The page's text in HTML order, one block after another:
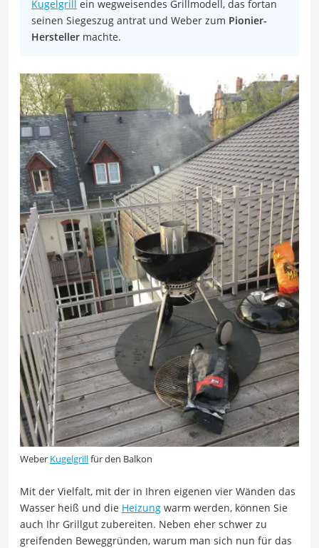
Kugelgrill ein wegweisendes Grillmodell, das fortan
seinen Siegeszug antrat und Weber zum Pionier-
Hersteller machte.
Weber Kugelgrillfür den Balkon
Mit der Vielfalt, mit der in Ihren eigenen vier Wänden das
Wasser heiß und die Heizung warm werden, können Sie
auch Ihr Grillgut zubereiten. Neben eher schwer zu
greifenden Beweggründen, warum man sich nun für das